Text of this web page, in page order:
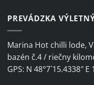
PREVÁDZKA
Marina Hot chilli lode,
bazén č.4 / riečny
GPS: N 48°7`15.4338″ E